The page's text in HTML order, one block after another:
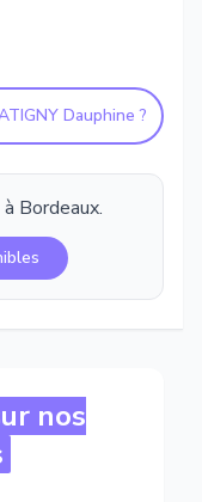
Dauphine ?
Bordeaux.
nos